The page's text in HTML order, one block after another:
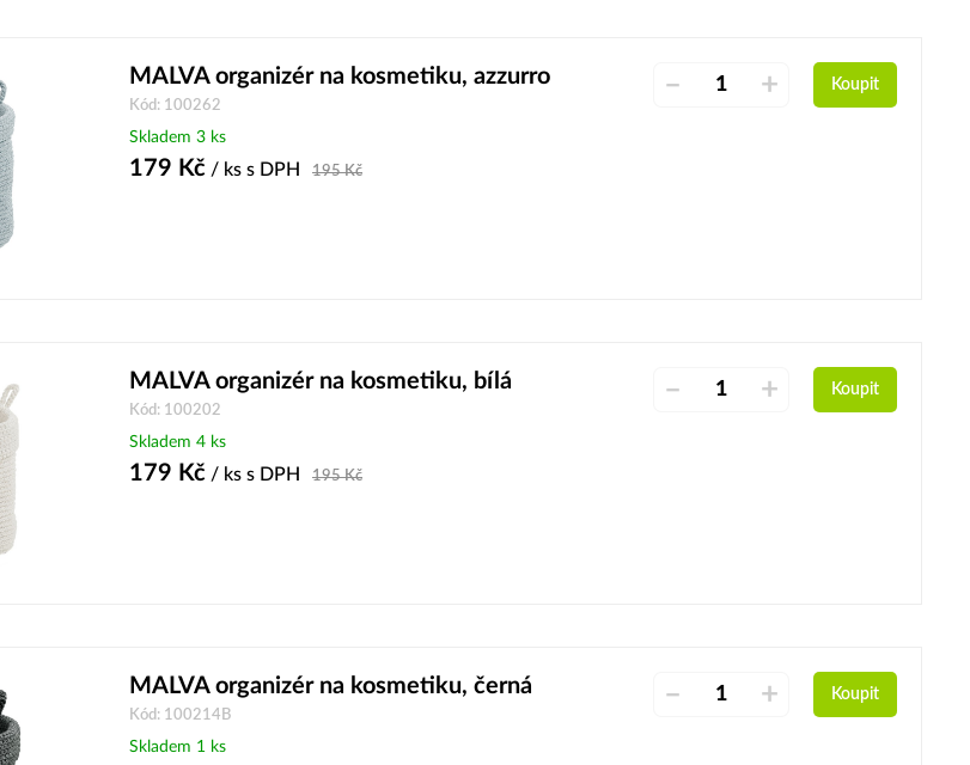
MALVA organizér na kosmetiku, azzurro
Kód: 100262
Skladem 3 ks
179 Kč / ks s DPH 195Kč
– + Koupit
MALVA organizér na kosmetiku, bílá
Kód: 100202
Skladem 4 ks
179 Kč / ks s DPH 195Kč
– + Koupit
MALVA organizér na kosmetiku, černá
Kód: 100214B
Skladem 1 ks
– + Koupit